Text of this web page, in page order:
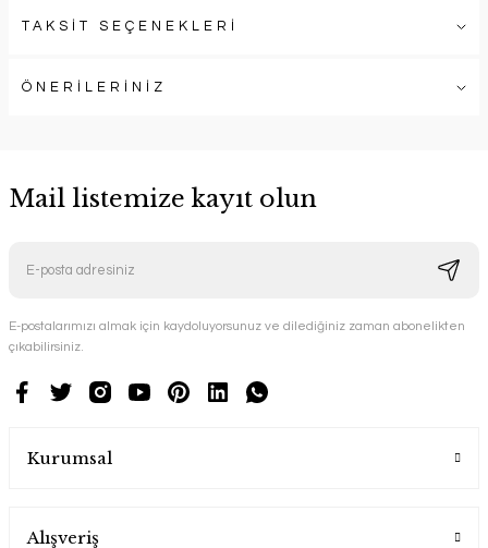
TAKSİT SEÇENEKLERİ
ÖNERİLERİNİZ
Mail listemize kayıt olun
E-postalarımızı almak için kaydoluyorsunuz ve dilediğiniz zaman abonelikten
çıkabilirsiniz.
Kurumsal
Alışveriş